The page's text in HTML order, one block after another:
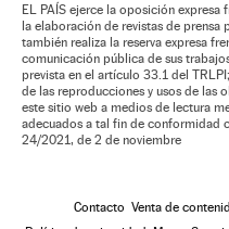
EL PAÍS ejerce la oposición expresa
la elaboración de revistas de prensa
también realiza la reserva expresa
comunicación pública de sus
prevista en el artículo 33.1 del
de las reproducciones y usos de las
este sitio web a medios de lectura
adecuados a tal fin de conformidad
24/2021, de 2 de noviembre
Contacto Venta de